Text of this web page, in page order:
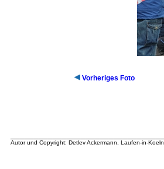
Vorheriges Foto
Autor und Copyright: Detlev Ackermann, Laufen-in-Koeln